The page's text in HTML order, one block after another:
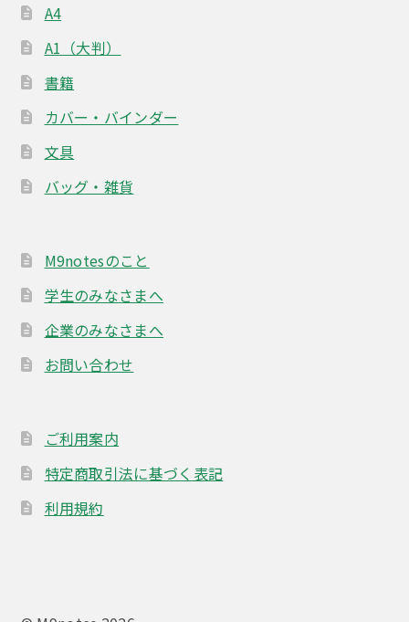
A4
A1（大判）
書籍
カバー・バインダー
文具
バッグ・雑貨
M9notesのこと
学生のみなさまへ
企業のみなさまへ
お問い合わせ
ご利用案内
特定商取引法に基づく表記
利用規約